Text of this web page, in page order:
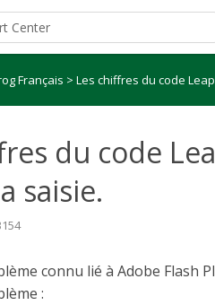
Français > Les chiffres du code
du code
saisie.
connu lié à Adobe Flash
: